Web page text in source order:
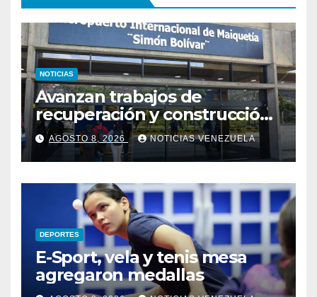
NOTICIAS
Avanzan trabajos de
recuperación y construcción
del terminal temporal en el
Aeropuerto de Maiquetía
AGOSTO 8, 2026 NOTICIAS VENEZUELA
DEPORTES
E-Sport, vela y tenis mesa
agregaron medallas